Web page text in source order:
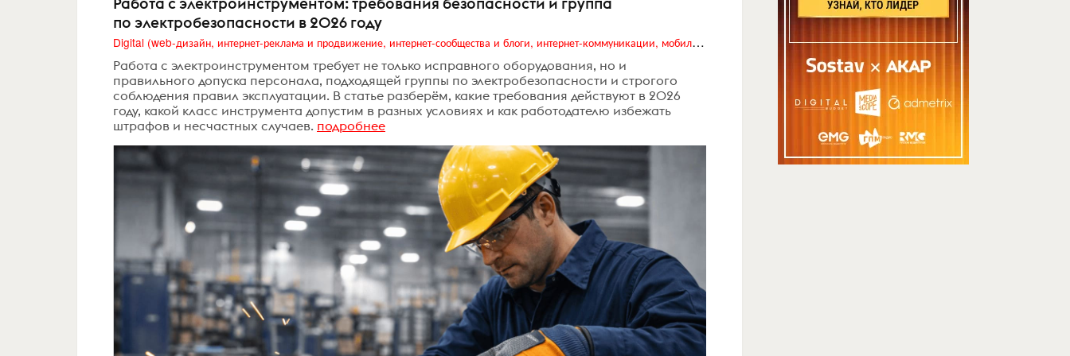
по электробезопасности в 2026 году
Digital (web-дизайн, интернет-реклама и продвижение, интернет-сообщества и блоги, интернет-коммуникации, мобильный маркетинг, реклама на цифровых экранах)
Работа с электроинструментом требует не только исправного оборудования, но и
правильного допуска персонала, подходящей группы по электробезопасности и строгого
соблюдения правил эксплуатации. В статье разберём, какие требования действуют в 2026
году, какой класс инструмента допустим в разных условиях и как работодателю избежать
штрафов и несчастных случаев. подробнее